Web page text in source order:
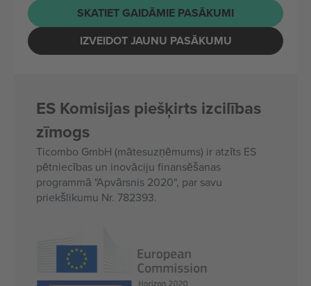
SKATIET GAIDĀMIE PASĀKUMI
IZVEIDOT JAUNU PASĀKUMU
ES Komisijas piešķirts izcilības
zīmogs
Ticombo GmbH (mātesuzņēmums) ir atzīts ES
pētniecības un inovāciju finansēšanas
programmā "Apvārsnis 2020", par savu
priekšlikumu Nr. 782393.